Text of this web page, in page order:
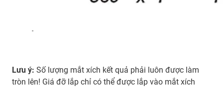
-
Lưu ý: Số lượng mắt xích kết quả phải luôn được làm
tròn lên! Giá đỡ lắp chỉ có thể được lắp vào mắt xích